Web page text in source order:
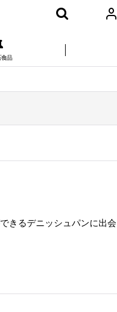
食品
るデニッシュパンに出会